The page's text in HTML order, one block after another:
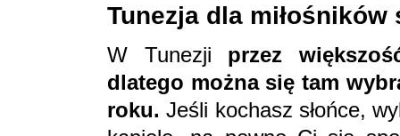
Tunezja dla miłośników
W Tunezji przez
dlatego można się tam
roku. Jeśli kochasz słońce,